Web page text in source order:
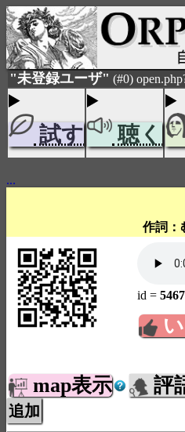
"未登録ユーザ" (#0)
試す 聴く
...
作詞：
id =
map表示 評